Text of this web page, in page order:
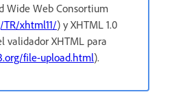
Wide Web Consortium
xhtml11/) y XHTML 1.0
validador XHTML para
file-upload.html).